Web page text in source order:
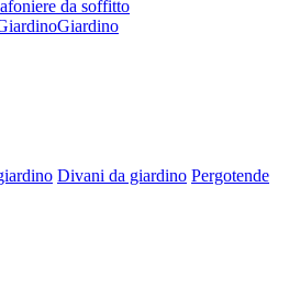
da soffitto
Giardino
Divani da giardino Pergotende